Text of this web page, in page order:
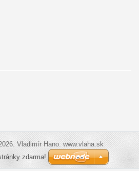
Vladimír Hano. www.vlaha.sk
zdarma!